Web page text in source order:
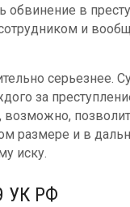
обвинение в
и
серьезнее.
за
размере и в
иску.
УК РФ